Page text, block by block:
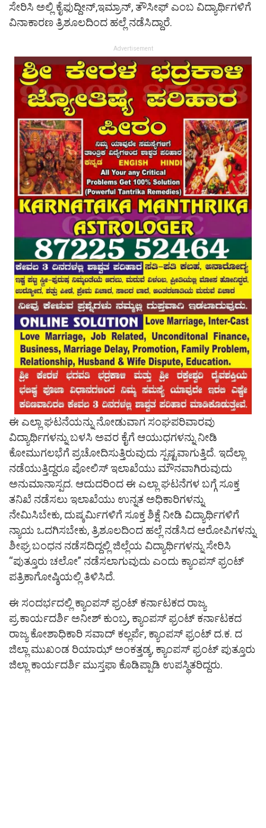
ಸೇರಿಸಿ ಅಲ್ಲಿ ಕೈಫುದ್ದೀನ್,ಇಮ್ರಾನ್, ತೌಸೀಫ್ ಎಂಬ ವಿದ್ಯಾರ್ಥಿಗಳಿಗೆ
ವಿನಾಕಾರಣ ತ್ರಿಶೂಲದಿಂದ ಹಲ್ಲೆ ನಡೆಸಿದ್ದಾರೆ.
Advertisement
ಈ ಎಲ್ಲಾ ಘಟನೆಯನ್ನು ನೋಡುವಾಗ ಸಂಘಪರಿವಾರವು
ವಿದ್ಯಾರ್ಥಿಗಳನ್ನು ಬಳಸಿ ಅವರ ಕೈಗೆ ಆಯುಧಗಳನ್ನು ನೀಡಿ
ಕೋಮುಗಲಭೆಗೆ ಪ್ರಚೋದಿಸುತ್ತಿರುವುದು ಸ್ಪಷ್ಟವಾಗುತ್ತಿದೆ. ಇದೆಲ್ಲಾ
ನಡೆಯುತ್ತಿದ್ದರೂ ಪೋಲಿಸ್ ಇಲಾಖೆಯು ಮೌನವಾಗಿರುವುದು
ಅನುಮಾನಾಸ್ಪದ. ಆದುದರಿಂದ ಈ ಎಲ್ಲಾ ಘಟನೆಗಳ ಬಗ್ಗೆ ಸೂಕ್ತ
ತನಿಖೆ ನಡೆಸಲು ಇಲಾಖೆಯು ಉನ್ನತ ಅಧಿಕಾರಿಗಳನ್ನು
ನೇಮಿಸಿಬೇಕು, ದುಷ್ಕರ್ಮಿಗಳಿಗೆ ಸೂಕ್ತ ಶಿಕ್ಷೆ ನೀಡಿ ವಿದ್ಯಾರ್ಥಿಗಳಿಗೆ
ನ್ಯಾಯ ಒದಗಿಸಬೇಕು, ತ್ರಿಶೂಲದಿಂದ ಹಲ್ಲೆ ನಡೆಸಿದ ಆರೋಪಿಗಳನ್ನು
ಶೀಘ್ರ ಬಂಧನ ನಡೆಸದಿದ್ದಲ್ಲಿ ಜಿಲ್ಲೆಯ ವಿದ್ಯಾರ್ಥಿಗಳನ್ನು ಸೇರಿಸಿ
“ಪುತ್ತೂರು ಚಲೋ” ನಡೆಸಲಾಗುವುದು ಎಂದು ಕ್ಯಾಂಪಸ್ ಫ್ರಂಟ್
ಪತ್ರಿಕಾಗೋಷ್ಠಿಯಲ್ಲಿ ತಿಳಿಸಿದೆ.
ಈ ಸಂದರ್ಭದಲ್ಲಿ ಕ್ಯಾಂಪಸ್ ಫ್ರಂಟ್ ಕರ್ನಾಟಕದ ರಾಜ್ಯ
ಪ್ರ.ಕಾರ್ಯದರ್ಶಿ ಅನೀಶ್ ಕುಂಬ್ರ, ಕ್ಯಾಂಪಸ್ ಫ್ರಂಟ್ ಕರ್ನಾಟಕದ
ರಾಜ್ಯ ಕೋಶಾಧಿಕಾರಿ ಸವಾದ್ ಕಲ್ಲರ್ಪೆ, ಕ್ಯಾಂಪಸ್ ಫ್ರಂಟ್ ದ.ಕ. ದ
ಜಿಲ್ಲಾ ಮುಖಂಡ ರಿಯಾಝ್ ಅಂಕತ್ತಡ್ಕ, ಕ್ಯಾಂಪಸ್ ಫ್ರಂಟ್ ಪುತ್ತೂರು
ಜಿಲ್ಲಾ ಕಾರ್ಯದರ್ಶಿ ಮುಸ್ತಫಾ ಕೊಡಿಪ್ಪಾಡಿ ಉಪಸ್ಥಿತರಿದ್ದರು.